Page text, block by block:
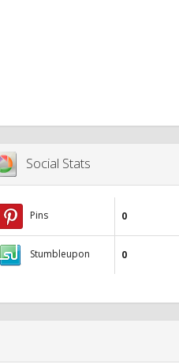
Social Stats
Pins 0
Stumbleupon 0